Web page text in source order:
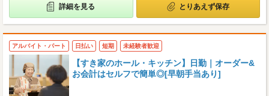
詳細を見る とりあえず保存
アルバイト・パート 日払い 短期 未経験者歓迎
【すき家のホール・キッチン】日勤｜オーダー&
お会計はセルフで簡単◎[早朝手当あり]